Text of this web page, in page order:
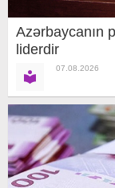
Azərbaycanın
liderdir
07.08.2026